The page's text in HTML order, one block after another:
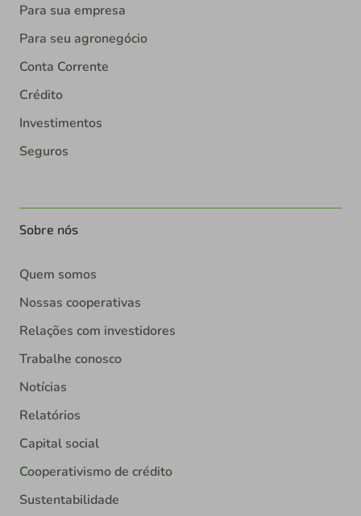
Para sua empresa
Para seu agronegócio
Conta Corrente
Crédito
Investimentos
Seguros
Sobre nós
Quem somos
Nossas cooperativas
Relações com investidores
Trabalhe conosco
Notícias
Relatórios
Capital social
Cooperativismo de crédito
Sustentabilidade